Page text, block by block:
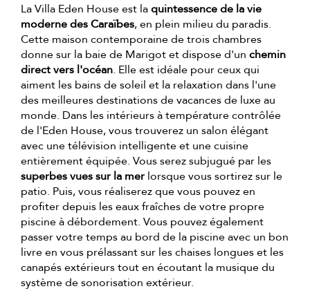
La Villa Eden House est laquintessence de la vie
moderne des Caraïbes, en plein milieu du paradis.
Cette maison contemporaine de trois chambres
donne sur la baie de Marigot et dispose d'un chemin
direct vers l'océan. Elle est idéale pour ceux qui
aiment les bains de soleil et la relaxation dans l'une
des meilleures destinations de vacances de luxe au
monde. Dans les intérieurs à température contrôlée
de l'Eden House, vous trouverez un salon élégant
avec une télévision intelligente et une cuisine
entièrement équipée. Vous serez subjugué par les
superbes vues sur la mer lorsque vous sortirez sur le
patio. Puis, vous réaliserez que vous pouvez en
profiter depuis les eaux fraîches de votre propre
piscine à débordement. Vous pouvez également
passer votre temps au bord de la piscine avec un bon
livre en vous prélassant sur les chaises longues et les
canapés extérieurs tout en écoutant la musique du
système de sonorisation extérieur.